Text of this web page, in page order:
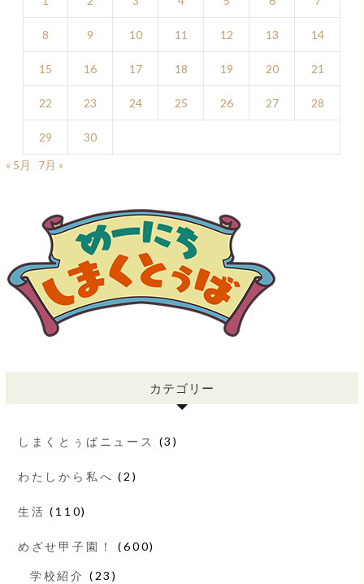
8 9 10 11 12 13 14
15 16 17 18 19 20 21
22 23 24 25 26 27 28
29
30
« 5月
7月 »
カテゴリー
しまくとぅばニュース (3)
わたしから私へ (2)
生活 (110)
めざせ甲子園！ (600)
学校紹介 (23)